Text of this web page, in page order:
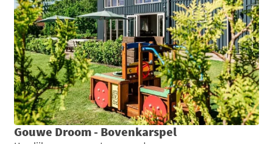
Gouwe Droom - Bovenkarspel